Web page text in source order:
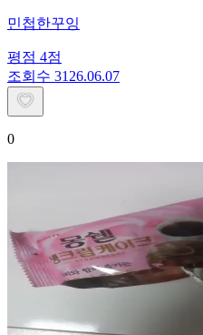
민첩한꾸잉
평점 4점
조회수 31 26.06.07
0